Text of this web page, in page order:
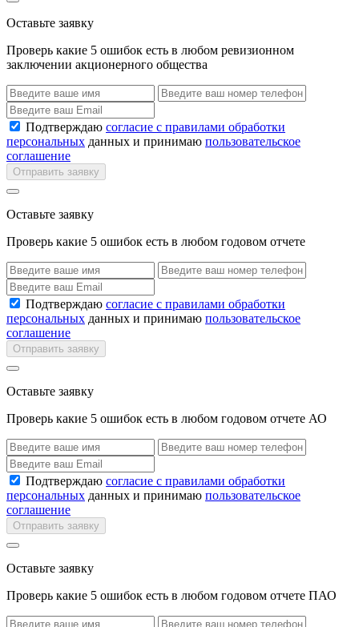
Оставьте заявку
Проверь какие 5 ошибок есть в любом ревизионном
заключении акционерного общества
Подтверждаю согласие с правилами обработки
персональных данных и принимаю пользовательское
соглашение
Отправить заявку
Оставьте заявку
Проверь какие 5 ошибок есть в любом годовом отчете
Подтверждаю согласие с правилами обработки
персональных данных и принимаю пользовательское
соглашение
Отправить заявку
Оставьте заявку
Проверь какие 5 ошибок есть в любом годовом отчете АО
Подтверждаю согласие с правилами обработки
персональных данных и принимаю пользовательское
соглашение
Отправить заявку
Оставьте заявку
Проверь какие 5 ошибок есть в любом годовом отчете ПАО